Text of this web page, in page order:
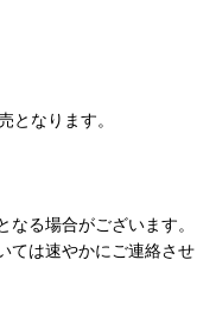
となります。
る場合がございます。
ては速やかにご連絡させ